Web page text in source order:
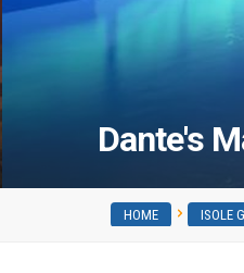
Dante's
HOME ISOLE